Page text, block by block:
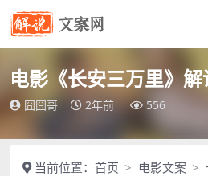
电影《长安三万里》
囧囧哥 2年前 556
当前位置： 首页 电影文案